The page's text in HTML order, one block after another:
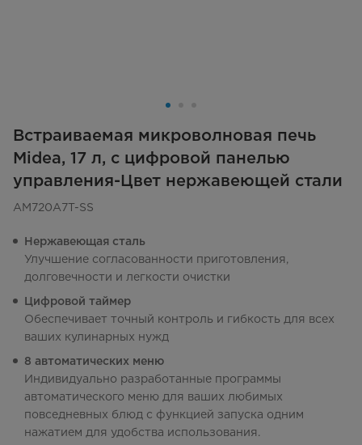
Встраиваемая микроволновая печь
Midea, 17 л, с цифровой панелью
управления-Цвет нержавеющей стали
AM720A7T-SS
Нержавеющая сталь
Улучшение согласованности приготовления,
долговечности и легкости очистки
Цифровой таймер
Обеспечивает точный контроль и гибкость для всех
ваших кулинарных нужд
8 автоматических меню
Индивидуально разработанные программы
автоматического меню для ваших любимых
повседневных блюд с функцией запуска одним
нажатием для удобства использования.